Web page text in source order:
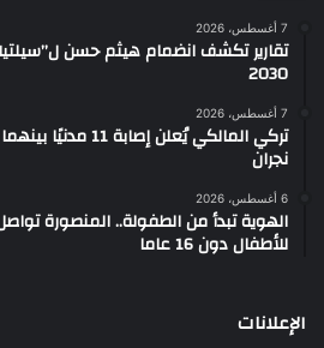
7 أغسطس، 2026
تقارير تكشف انضمام هيثم حسن
2030
7 أغسطس، 2026
تركي المالكي يُعلن
نجران
6 أغسطس، 2026
الهوية تبدأ من الطفولة.. المنصورة
للأطفال دون 16 عاما
الإعلانات